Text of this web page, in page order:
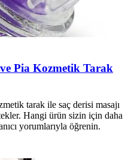
ve Pia Kozmetik Tarak
tarak ile saç derisi masajı
Hangi ürün sizin için daha
yorumlarıyla öğrenin.